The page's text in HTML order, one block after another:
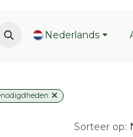
Nederlands
Sorteer op: